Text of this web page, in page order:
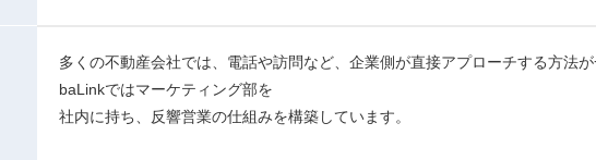
多くの不動産会社では、電話や訪問など、企業側が直接アプローチする方法
baLinkではマーケティング部を
社内に持ち、反響営業の仕組みを構築しています。